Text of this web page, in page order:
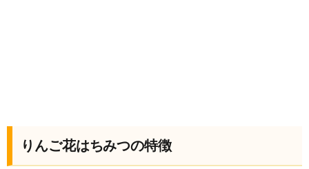
りんご花はちみつの特徴